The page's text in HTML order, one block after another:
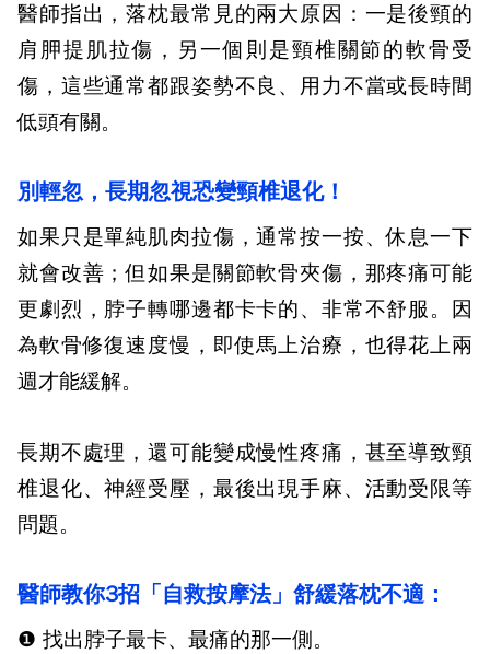
醫師指出，落枕最常見的兩大原因：一是後頸的
肩胛提肌拉傷，另一個則是頸椎關節的軟骨受
傷，這些通常都跟姿勢不良、用力不當或長時間
低頭有關。
別輕忽，長期忽視恐變頸椎退化！
如果只是單純肌肉拉傷，通常按一按、休息一下
就會改善；但如果是關節軟骨夾傷，那疼痛可能
更劇烈，脖子轉哪邊都卡卡的、非常不舒服。因
為軟骨修復速度慢，即使馬上治療，也得花上兩
週才能緩解。
長期不處理，還可能變成慢性疼痛，甚至導致頸
椎退化、神經受壓，最後出現手麻、活動受限等
問題。
醫師教你3招「自救按摩法」舒緩落枕不適：
❶ 找出脖子最卡、最痛的那一側。